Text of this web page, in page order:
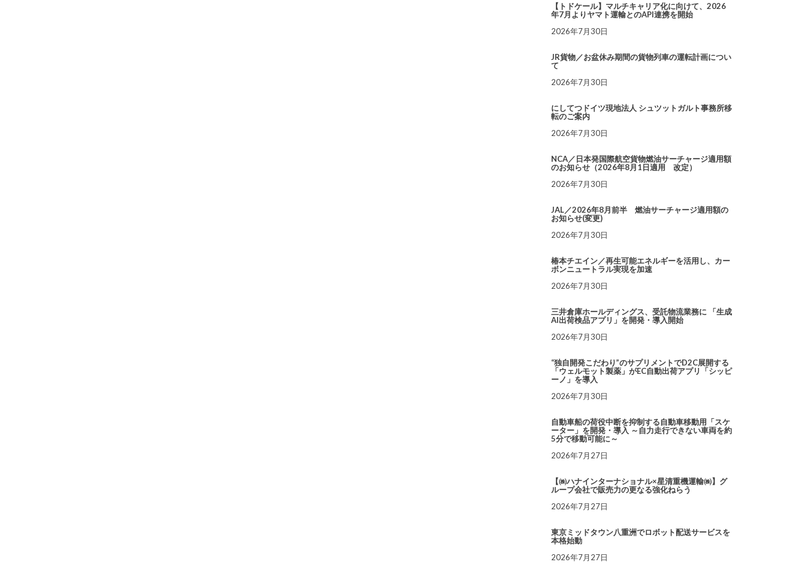
【トドケール】マルチキャリア化に向けて、2026
年7月よりヤマト運輸とのAPI連携を開始
2026年7月30日
JR貨物／お盆休み期間の貨物列車の運転計画につい
て
2026年7月30日
にしてつドイツ現地法人 シュツットガルト事務所移
転のご案内
2026年7月30日
NCA／日本発国際航空貨物燃油サーチャージ適用額
のお知らせ（2026年8月1日適用 改定）
2026年7月30日
JAL／2026年8月前半 燃油サーチャージ適用額の
お知らせ(変更)
2026年7月30日
椿本チエイン／再生可能エネルギーを活用し、カー
ボンニュートラル実現を加速
2026年7月30日
三井倉庫ホールディングス、受託物流業務に 「生成
AI出荷検品アプリ」を開発・導入開始
2026年7月30日
“独自開発こだわり”のサプリメントでD2C展開する
「ウェルモット製薬」がEC自動出荷アプリ「シッピ
ーノ」を導入
2026年7月30日
自動車船の荷役中断を抑制する自動車移動用「スケ
ーター」を開発・導入 ～自力走行できない車両を約
5分で移動可能に～
2026年7月27日
【㈱ハナインターナショナル×星清重機運輸㈱】グ
ループ会社で販売力の更なる強化ねらう
2026年7月27日
東京ミッドタウン八重洲でロボット配送サービスを
本格始動
2026年7月27日